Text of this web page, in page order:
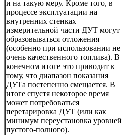
и на такую меру. Кроме того, в
процессе эксплуатации на
внутренних стенках
измерительной части ДУТ могут
образовываться отложения
(особенно при использовании не
очень качественного топлива). В
конечном итоге это приводит к
тому, что диапазон показания
ДУТа постепенно смещается. В
итоге спустя некоторое время
может потребоваться
перетарировка ДУТ (или как
минимум переустановка уровней
пустого-полного).